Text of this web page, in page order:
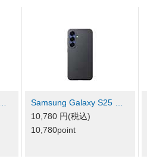
Samsung Galaxy S25 …
10,780 円(税込)
10,780point